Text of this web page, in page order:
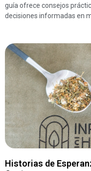
guía ofrece consejos
decisiones informadas en
Historias de